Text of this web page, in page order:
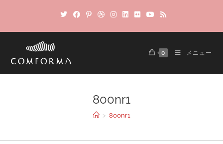
0 メニュー
800nr1
> 800nr1